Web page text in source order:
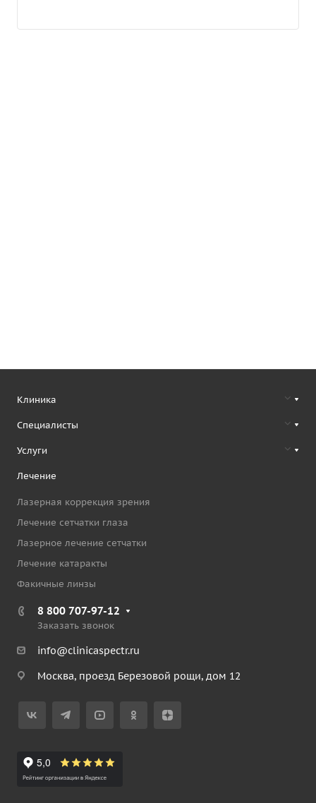
Клиника
Специалисты
Услуги
Лечение
Лазерная коррекция зрения
Лечение сетчатки глаза
Лазерное лечение сетчатки
Лечение катаракты
Факичные линзы
8 800 707-97-12
Заказать звонок
info@clinicaspectr.ru
Москва, проезд Березовой рощи, дом 12